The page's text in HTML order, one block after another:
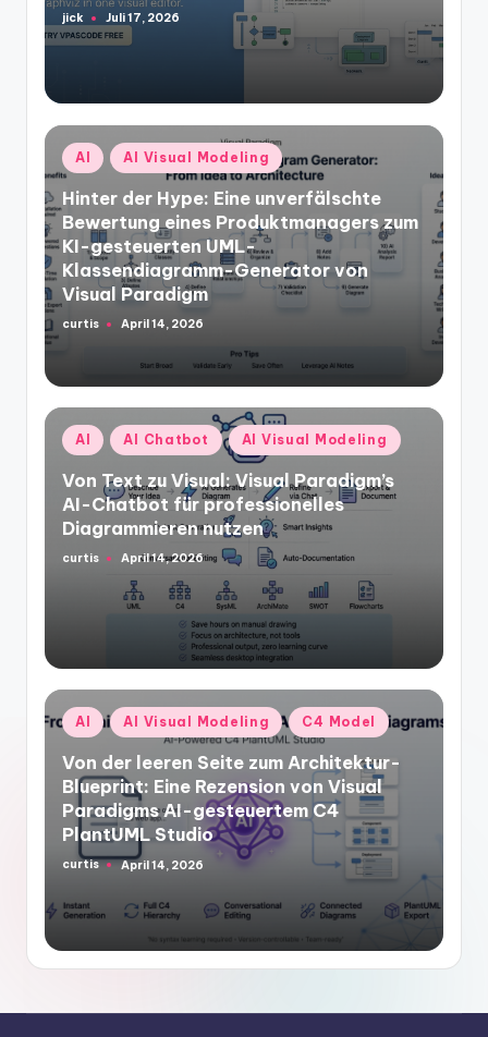
Posted
by
jick Juli 17, 2026
Posted
in
AI AI Visual Modeling
Hinter der Hype: Eine unverfälschte
Bewertung eines Produktmanagers zum
KI-gesteuerten UML-
Klassendiagramm-Generator von
Visual Paradigm
Posted
curtis April 14, 2026
Posted
in
AI AI Chatbot AI Visual Modeling
Von Text zu Visual: Visual Paradigm’s
AI-Chatbot für professionelles
Diagrammieren nutzen
Posted
curtis April 14, 2026
Posted
in
AI AI Visual Modeling C4 Model
Von der leeren Seite zum Architektur-
Blueprint: Eine Rezension von Visual
Paradigms AI-gesteuertem C4
PlantUML Studio
Posted
curtis April 14, 2026